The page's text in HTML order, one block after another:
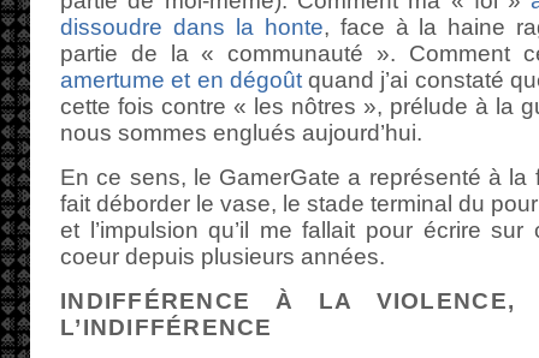
dissoudre dans la honte, face à la haine
partie de la « communauté ». Comment
amertume et en dégoûtquand j’ai constaté
cette fois contre « les nôtres », prélude à la
nous sommes englués aujourd’hui.
En ce sens, le GamerGate a représenté à la
fait déborder le vase, le stade terminal du
et l’impulsion qu’il me fallait pour écrire
coeur depuis plusieurs années.
INDIFFÉRENCE À LA
L’INDIFFÉRENCE